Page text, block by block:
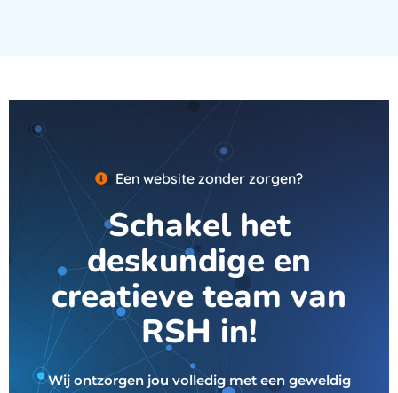
Een website zonder zorgen?
Schakel het
deskundige en
creatieve team van
RSH in!
Wij ontzorgen jou volledig met een geweldig